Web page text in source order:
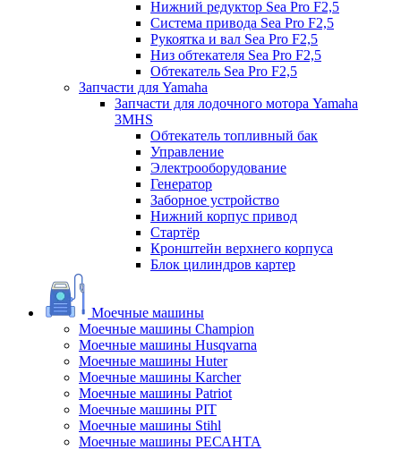
Нижний редуктор Sea Pro F2,5
Система привода Sea Pro F2,5
Рукоятка и вал Sea Pro F2,5
Низ обтекателя Sea Pro F2,5
Обтекатель Sea Pro F2,5
Запчасти для Yamaha
Запчасти для лодочного мотора Yamaha
3MHS
Обтекатель топливный бак
Управление
Электрооборудование
Генератор
Заборное устройство
Нижний корпус привод
Стартёр
Кронштейн верхнего корпуса
Блок цилиндров картер
Моечные машины
Моечные машины Champion
Моечные машины Husqvarna
Моечные машины Huter
Моечные машины Karcher
Моечные машины Patriot
Моечные машины PIT
Моечные машины Stihl
Моечные машины РЕСАНТА